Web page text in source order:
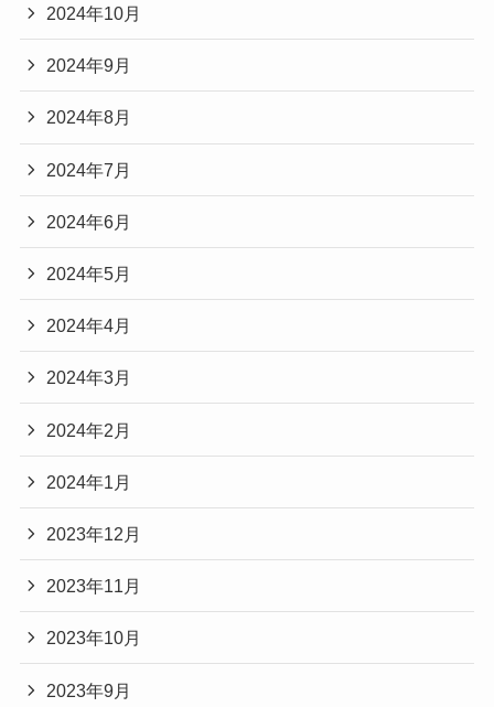
2024年10月
2024年9月
2024年8月
2024年7月
2024年6月
2024年5月
2024年4月
2024年3月
2024年2月
2024年1月
2023年12月
2023年11月
2023年10月
2023年9月